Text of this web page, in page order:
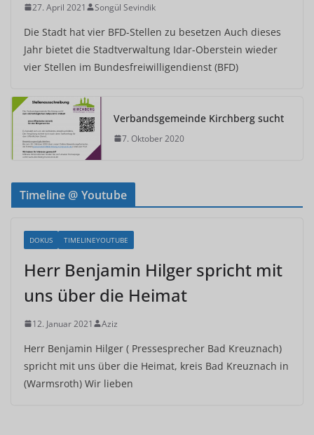
27. April 2021 Songül Sevindik
Die Stadt hat vier BFD-Stellen zu besetzen Auch dieses
Jahr bietet die Stadtverwaltung Idar-Oberstein wieder
vier Stellen im Bundesfreiwilligendienst (BFD)
Verbandsgemeinde Kirchberg sucht
7. Oktober 2020
Timeline @ Youtube
DOKUS TIMELINEYOUTUBE
Herr Benjamin Hilger spricht mit
uns über die Heimat
12. Januar 2021 Aziz
Herr Benjamin Hilger ( Pressesprecher Bad Kreuznach)
spricht mit uns über die Heimat, kreis Bad Kreuznach in
(Warmsroth) Wir lieben